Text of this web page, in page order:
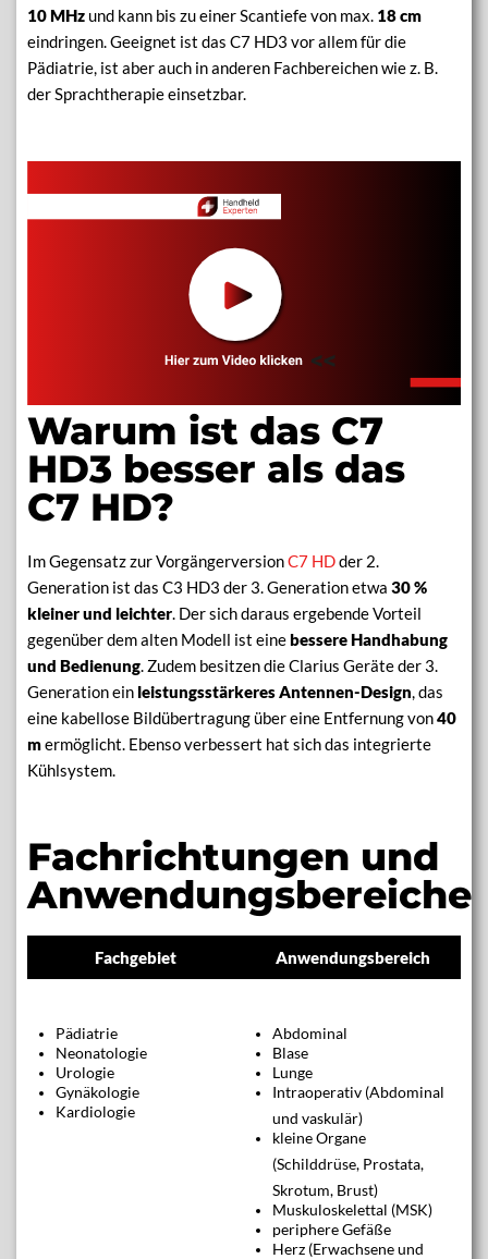
10 MHz und kann bis zu einer Scantiefe von max. 18 cm
eindringen. Geeignet ist das C7 HD3 vor allem für die
Pädiatrie, ist aber auch in anderen Fachbereichen wie z. B.
der Sprachtherapie einsetzbar.
Warum ist das C7
HD3 besser als das
C7 HD?
Im Gegensatz zur VorgängerversionC7 HDder 2.
Generation ist das C3 HD3 der 3. Generation etwa 30 %
kleinerund leichter. Der sich daraus ergebende Vorteil
gegenüber dem alten Modell ist einebessere Handhabung
und Bedienung. Zudem besitzen die Clarius Geräte der 3.
Generation ein leistungsstärkeres Antennen-Design, das
eine kabellose Bildübertragung über eine Entfernung von40
mermöglicht. Ebenso verbessert hat sich das integrierte
Kühlsystem.
Fachrichtungen und
Anwendungsbereiche
Fachgebiet Anwendungsbereich
Pädiatrie
Neonatologie
Urologie
Gynäkologie
Kardiologie
Abdominal
Blase
Lunge
Intraoperativ (Abdominal
und vaskulär)
kleine Organe
(Schilddrüse, Prostata,
Skrotum, Brust)
Muskuloskelettal (MSK)
periphere Gefäße
Herz (Erwachsene und